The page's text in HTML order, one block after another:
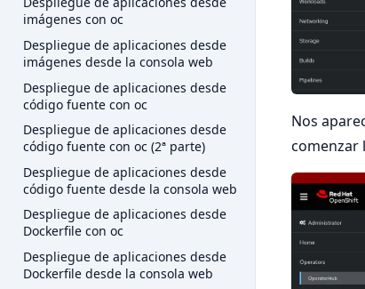
imágenes con oc
Despliegue de aplicaciones desde
imágenes desde la consola web
Despliegue de aplicaciones desde
código fuente con oc
Despliegue de aplicaciones desde
código fuente con oc (2ª parte)
Despliegue de aplicaciones desde
código fuente desde la consola web
Despliegue de aplicaciones desde
Dockerfile con oc
Despliegue de aplicaciones desde
Dockerfile desde la consola web
Nos
comenzar